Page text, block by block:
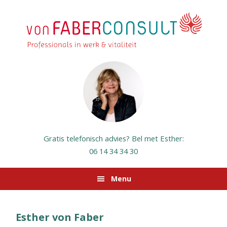
hoofdnavigatie
voettekst
Gratis telefonisch advies? Bel met Esther:
06 14 34 34 30
Menu
Esther von Faber